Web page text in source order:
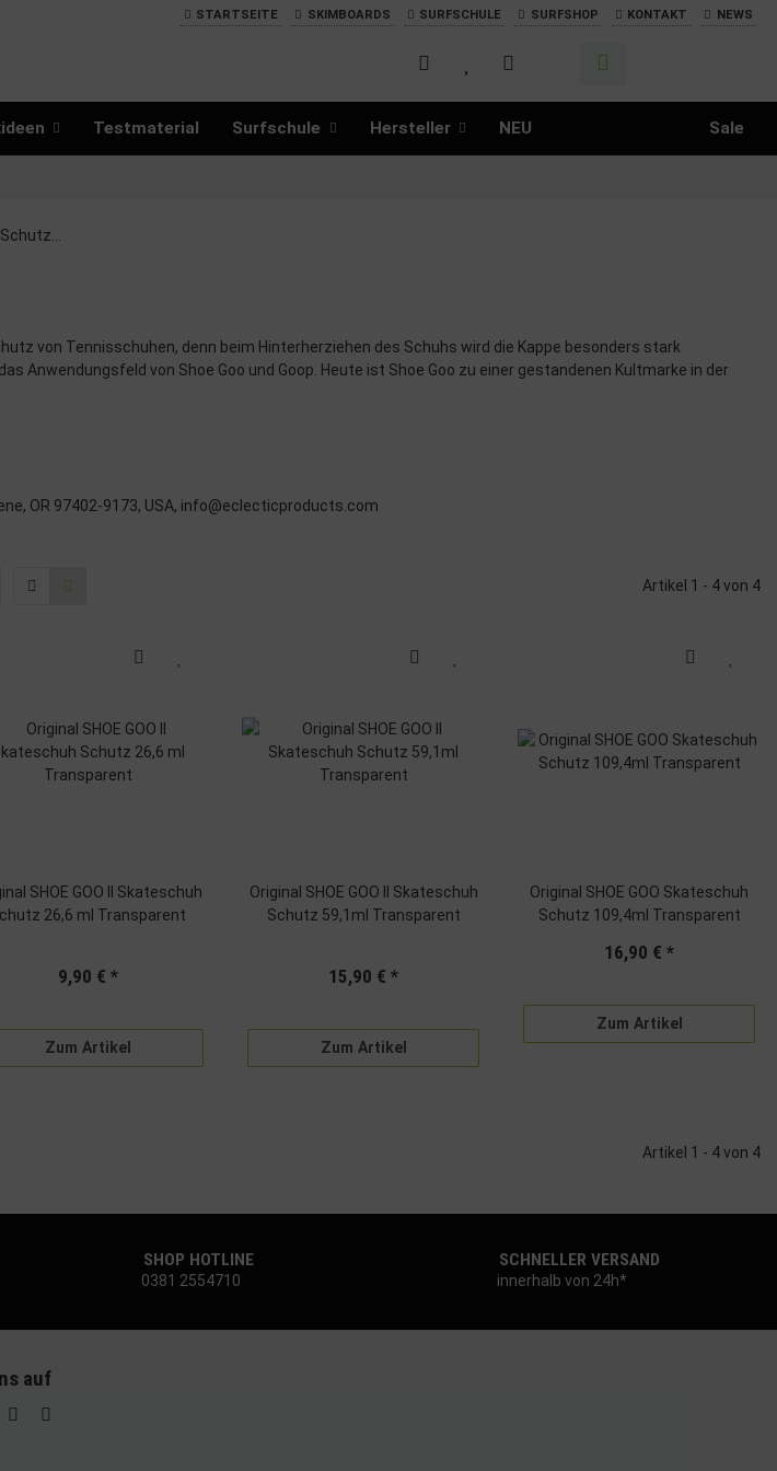
STARTSEITE SKIMBOARDS SURFSCHULE SURFSHOP KONTAKT NEWS
Testmaterial Surfschule Hersteller NEU Sale
von Tennisschuhen, denn beim Hinterherziehen des Schuhs wird die Kappe besonders stark
Anwendungsfeld von Shoe Goo und Goop. Heute ist Shoe Goo zu einer gestandenen Kultmarke in der
OR 97402-9173, USA, info@eclecticproducts.com
Artikel 1 - 4 von 4
SHOE GOO II Skateschuh
26,6 ml Transparent
9,90 € *
Zum Artikel
Original SHOE GOO II Skateschuh
Schutz 59,1ml Transparent
15,90 € *
Zum Artikel
Original SHOE GOO Skateschuh
Schutz 109,4ml Transparent
16,90 € *
Zum Artikel
Artikel 1 - 4 von 4
SHOP HOTLINE
0381 2554710
SCHNELLER VERSAND
innerhalb von 24h*
auf